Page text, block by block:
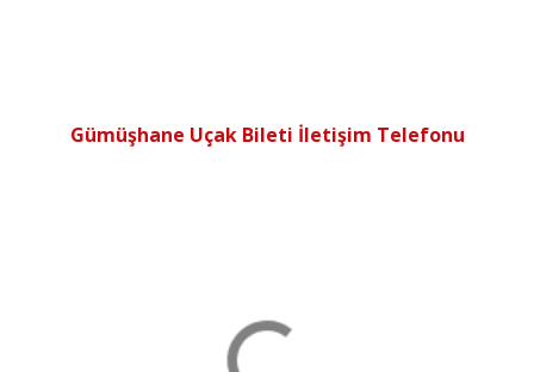
Gümüşhane Uçak Bileti İletişim Telefonu